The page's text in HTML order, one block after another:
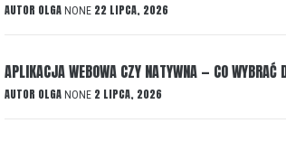
AUTOR OLGA NONE 22 LIPCA, 2026
APLIKACJA WEBOWA CZY NATYWNA — CO WYBRAĆ
AUTOR OLGA NONE 2 LIPCA, 2026